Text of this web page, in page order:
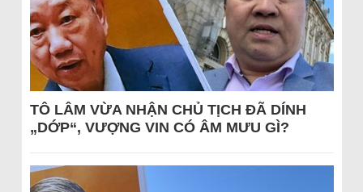
TÔ LÂM VỪA NHẬN CHỦ TỊCH ĐÃ DÍNH
„DỚP“, VƯỢNG VIN CÓ ÂM MƯU GÌ?